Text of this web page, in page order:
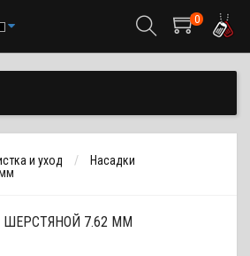
0
и уход
Насадки
7.62 ММ